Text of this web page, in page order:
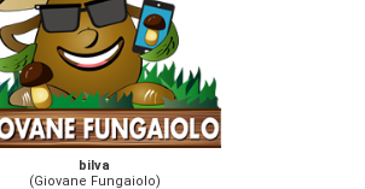
bilva
(Giovane Fungaiolo)